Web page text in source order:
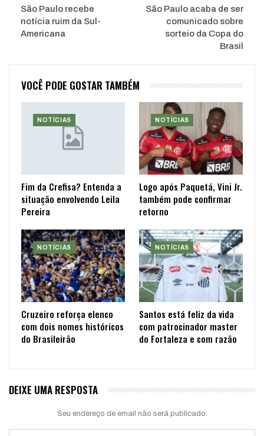
São Paulo recebe
notícia ruim da Sul-
Americana
São Paulo acaba de ser
comunicado sobre
sorteio da Copa do
Brasil
VOCÊ PODE GOSTAR TAMBÉM
NOTÍCIAS
Fim da Crefisa? Entenda a
situação envolvendo Leila
Pereira
NOTÍCIAS
Logo após Paquetá, Vini Jr.
também pode confirmar
retorno
NOTÍCIAS
Cruzeiro reforça elenco
com dois nomes históricos
do Brasileirão
NOTÍCIAS
Santos está feliz da vida
com patrocinador master
do Fortaleza e com razão
DEIXE UMA RESPOSTA
Seu endereço de email não será publicado.